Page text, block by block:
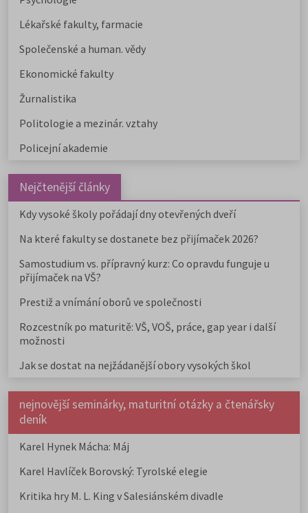
Lékařské fakulty, farmacie
Společenské a human. vědy
Ekonomické fakulty
Žurnalistika
Politologie a mezinár. vztahy
Policejní akademie
Nejčtenější články
Kdy vysoké školy pořádají dny otevřených dveří
Na které fakulty se dostanete bez přijímaček 2026?
Samostudium vs. přípravný kurz: Co opravdu funguje u
přijímaček na VŠ?
Prestiž a vnímání oborů ve společnosti
Rozcestník po maturitě: VŠ, VOŠ, práce, gap year i další
možnosti
Jak se dostat na nejžádanější obory vysokých škol
nejnovější seminárky, maturitní otázky a čtenářsky
deník
Karel Hynek Mácha: Máj
Karel Havlíček Borovský: Tyrolské elegie
Kritika hry M. L. King v Salesiánském divadle